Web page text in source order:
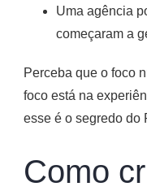
Uma agência
começaram a
Perceba que o foco
foco está na
esse é o segredo do
Como